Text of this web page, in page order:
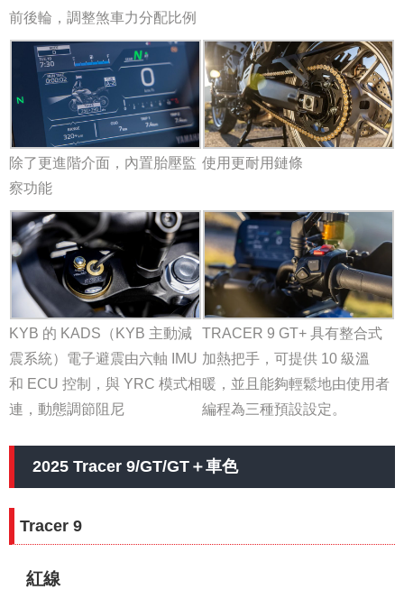
前後輪，調整煞車力分配比例
除了更進階介面，內置胎壓監
察功能
使用更耐用鏈條
KYB 的 KADS（KYB 主動減
震系統）電子避震由六軸 IMU
和 ECU 控制，與 YRC 模式相
連，動態調節阻尼
TRACER 9 GT+ 具有整合式
加熱把手，可提供 10 級溫
暖，並且能夠輕鬆地由使用者
編程為三種預設設定。
2025 Tracer 9/GT/GT＋車色
Tracer 9
紅線